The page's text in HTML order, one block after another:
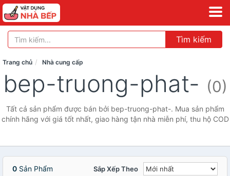
Tìm kiếm
Trang chủ Nhà cung cấp
bep-truong-phat- (0)
Tất cả sản phẩm được bán bởi bep-truong-phat-. Mua sản phẩm
chính hãng với giá tốt nhất, giao hàng tận nhà miễn phí, thu hộ COD
0 Sản Phẩm Sắp Xếp Theo